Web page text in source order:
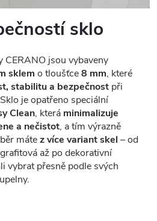
sklo
CERANO jsou vybaveny
sklem o tloušťce8 mm, které
stabilitu a bezpečnost při
je opatřeno speciální
Clean, která minimalizuje
a nečistot, a tím výrazně
mátez více variant skel – od
až po dekorativní
vybrat přesně podle svých